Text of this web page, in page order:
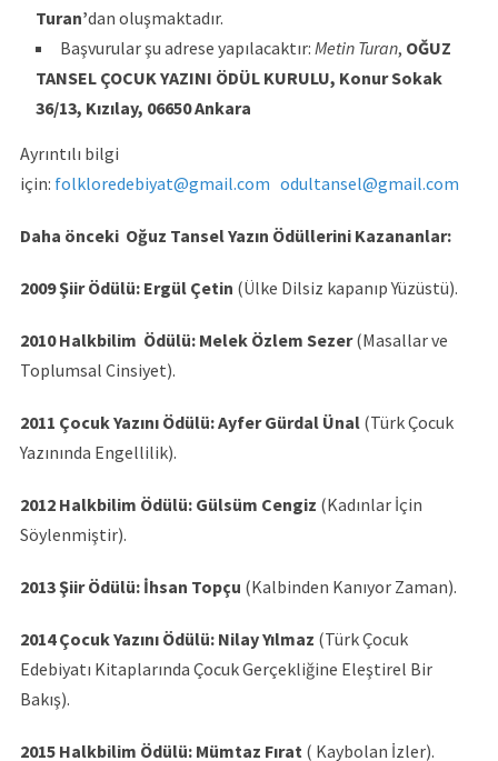
Turan’dan oluşmaktadır.
Başvurular şu adrese yapılacaktır: Metin Turan, OĞUZ
TANSEL ÇOCUK YAZINI ÖDÜL KURULU, Konur Sokak
36/13, Kızılay, 06650 Ankara
Ayrıntılı bilgi
için: folkloredebiyat@gmail.com odultansel@gmail.com
Daha önceki Oğuz Tansel Yazın Ödüllerini Kazananlar:
2009 Şiir Ödülü: Ergül Çetin (Ülke Dilsiz kapanıp Yüzüstü).
2010 Halkbilim Ödülü: Melek Özlem Sezer(Masallar ve
Toplumsal Cinsiyet).
2011 Çocuk Yazını Ödülü: Ayfer Gürdal Ünal (Türk Çocuk
Yazınında Engellilik).
2012 Halkbilim Ödülü: Gülsüm Cengiz (Kadınlar İçin
Söylenmiştir).
2013 Şiir Ödülü: İhsan Topçu (Kalbinden Kanıyor Zaman).
2014 Çocuk Yazını Ödülü: Nilay Yılmaz (Türk Çocuk
Edebiyatı Kitaplarında Çocuk Gerçekliğine Eleştirel Bir
Bakış).
2015 Halkbilim Ödülü: Mümtaz Fırat ( Kaybolan İzler).